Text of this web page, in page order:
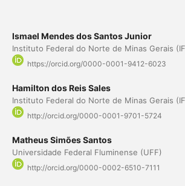
Ismael Mendes dos Santos Junior
Instituto Federal do Norte de Minas Gerais
https://orcid.org/0000-0001-9412-6023
Hamilton dos Reis Sales
Instituto Federal do Norte de Minas Gerais
http://orcid.org/0000-0001-9701-5724
Matheus Simões Santos
Universidade Federal Fluminense (UFF)
http://orcid.org/0000-0002-6510-7111